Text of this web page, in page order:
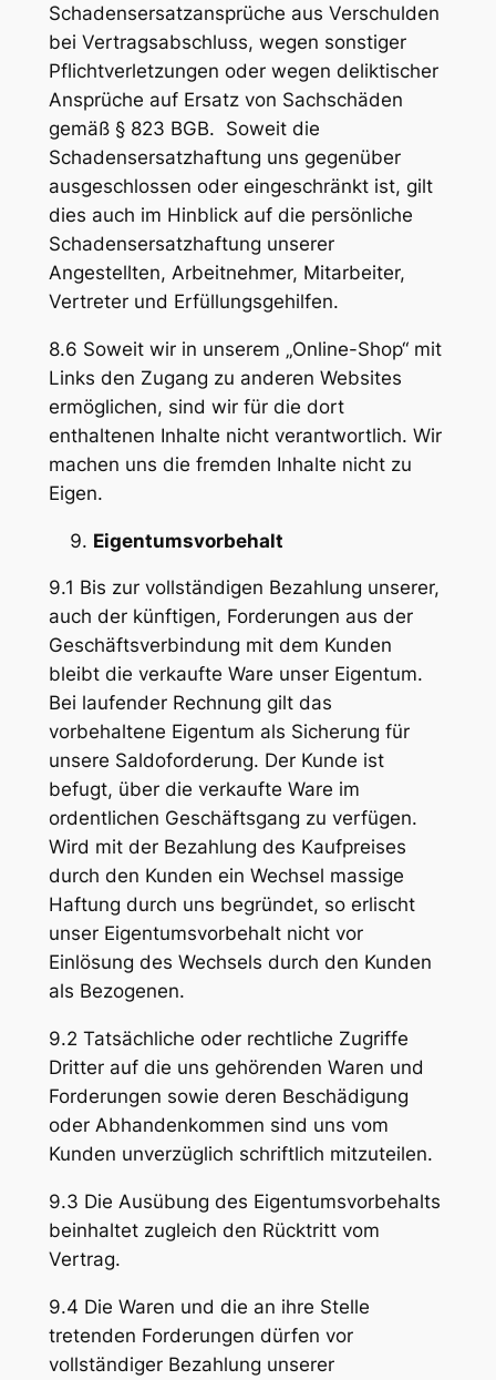
Schadensersatzansprüche aus Verschulden
bei Vertragsabschluss, wegen sonstiger
Pflichtverletzungen oder wegen deliktischer
Ansprüche auf Ersatz von Sachschäden
gemäß § 823 BGB. Soweit die
Schadensersatzhaftung uns gegenüber
ausgeschlossen oder eingeschränkt ist, gilt
dies auch im Hinblick auf die persönliche
Schadensersatzhaftung unserer
Angestellten, Arbeitnehmer, Mitarbeiter,
Vertreter und Erfüllungsgehilfen.
8.6 Soweit wir in unserem „Online-Shop“ mit
Links den Zugang zu anderen Websites
ermöglichen, sind wir für die dort
enthaltenen Inhalte nicht verantwortlich. Wir
machen uns die fremden Inhalte nicht zu
Eigen.
Eigentumsvorbehalt
9.1 Bis zur vollständigen Bezahlung unserer,
auch der künftigen, Forderungen aus der
Geschäftsverbindung mit dem Kunden
bleibt die verkaufte Ware unser Eigentum.
Bei laufender Rechnung gilt das
vorbehaltene Eigentum als Sicherung für
unsere Saldoforderung. Der Kunde ist
befugt, über die verkaufte Ware im
ordentlichen Geschäftsgang zu verfügen.
Wird mit der Bezahlung des Kaufpreises
durch den Kunden ein Wechsel massige
Haftung durch uns begründet, so erlischt
unser Eigentumsvorbehalt nicht vor
Einlösung des Wechsels durch den Kunden
als Bezogenen.
9.2 Tatsächliche oder rechtliche Zugriffe
Dritter auf die uns gehörenden Waren und
Forderungen sowie deren Beschädigung
oder Abhandenkommen sind uns vom
Kunden unverzüglich schriftlich mitzuteilen.
9.3 Die Ausübung des Eigentumsvorbehalts
beinhaltet zugleich den Rücktritt vom
Vertrag.
9.4 Die Waren und die an ihre Stelle
tretenden Forderungen dürfen vor
vollständiger Bezahlung unserer